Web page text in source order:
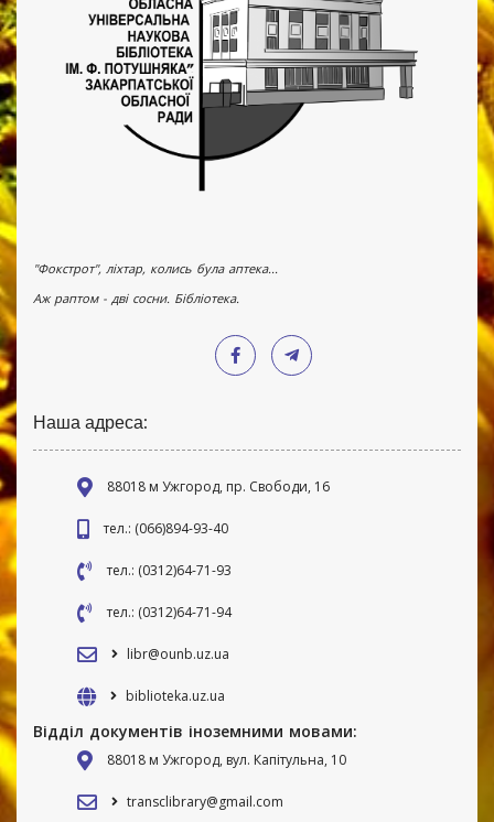
"Фокстрот", ліхтар, колись була аптека...
Аж раптом - дві сосни. Бібліотека.
Наша адреса:
88018 м Ужгород, пр. Свободи, 16
тел.: (066)894-93-40
тел.: (0312)64-71-93
тел.: (0312)64-71-94
libr@ounb.uz.ua
biblioteka.uz.ua
Відділ документів іноземними мовами:
88018 м Ужгород, вул. Капітульна, 10
transclibrary@gmail.com